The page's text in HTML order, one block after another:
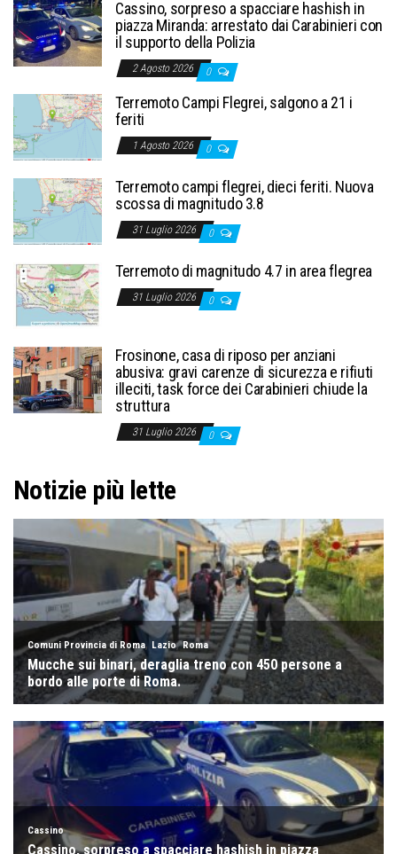
Cassino, sorpreso a spacciare hashish in
piazza Miranda: arrestato dai Carabinieri con
il supporto della Polizia
2 Agosto 2026 0
Terremoto Campi Flegrei, salgono a 21 i
feriti
1 Agosto 2026 0
Terremoto campi flegrei, dieci feriti. Nuova
scossa di magnitudo 3.8
31 Luglio 2026 0
Terremoto di magnitudo 4.7 in area flegrea
31 Luglio 2026 0
Frosinone, casa di riposo per anziani
abusiva: gravi carenze di sicurezza e rifiuti
illeciti, task force dei Carabinieri chiude la
struttura
31 Luglio 2026 0
Notizie più lette